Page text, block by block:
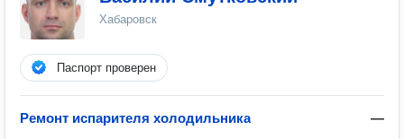
Хабаровск
Паспорт проверен
Ремонт испарителя холодильника —